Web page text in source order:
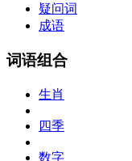
疑问词
成语
词语组合
生肖
四季
数字